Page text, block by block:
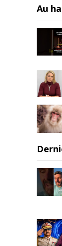
Au